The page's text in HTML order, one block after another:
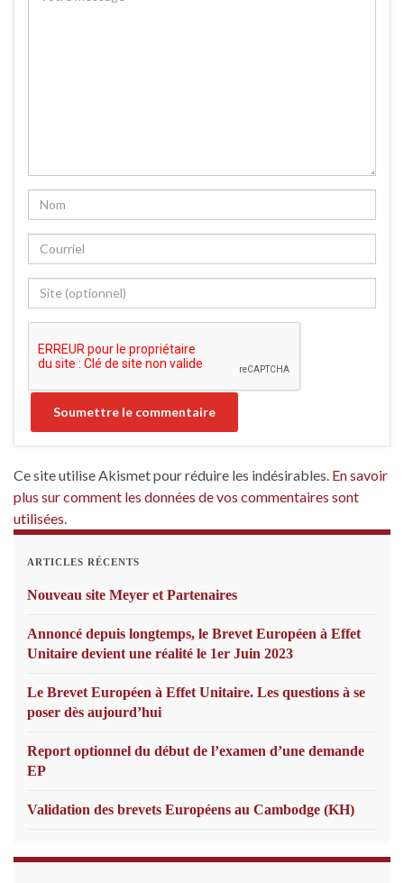
Ce site utilise Akismet pour réduire les indésirables. En savoir
plus sur comment les données de vos commentaires sont
utilisées
ARTICLES RÉCENTS
Nouveau site Meyer et Partenaires
Annoncé depuis longtemps, le Brevet Européen à Effet
Unitaire devient une réalité le 1er Juin 2023
Le Brevet Européen à Effet Unitaire. Les questions à se
poser dès aujourd’hui
Report optionnel du début de l’examen d’une demande
EP
Validation des brevets Européens au Cambodge (KH)